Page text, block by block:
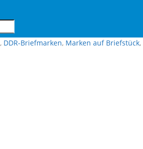
, DDR-Briefmarken, Marken auf Briefstück,